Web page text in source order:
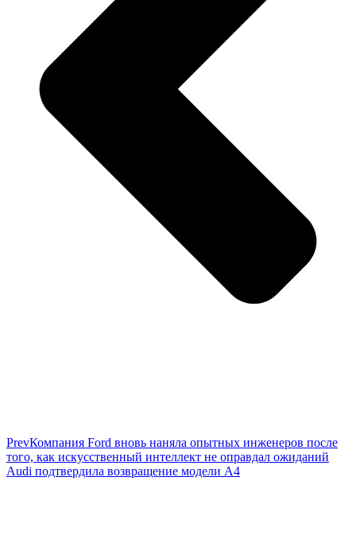
PrevКомпания Ford вновь наняла опытных инженеров после
того, как искусственный интеллект не оправдал ожиданий
Audi подтвердила возвращение модели A4